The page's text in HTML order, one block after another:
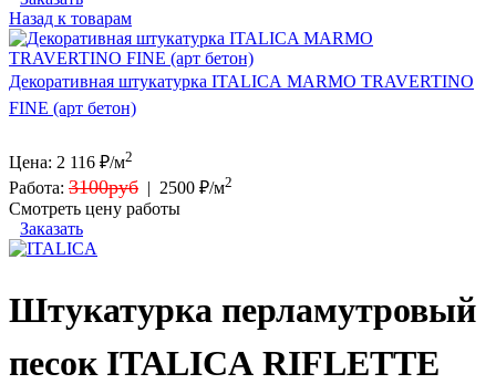
Назад к товарам
Декоративная штукатурка ITALICA MARMO TRAVERTINO
FINE (арт бетон)
Цена: 2 116 ₽/м2
Работа: 3100руб | 2500 ₽/м2
Смотреть цену работы
Заказать
Штукатурка перламутровый
песок ITALICA RIFLETTE